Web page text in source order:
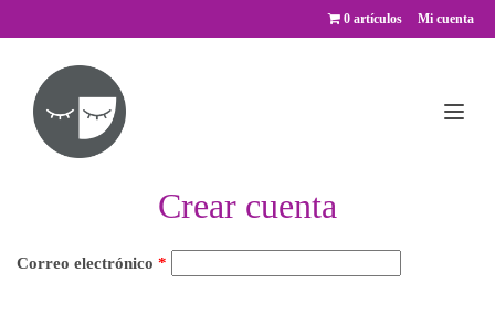
Mi cuenta
0 artículos
Crear cuenta
Correo electrónico *